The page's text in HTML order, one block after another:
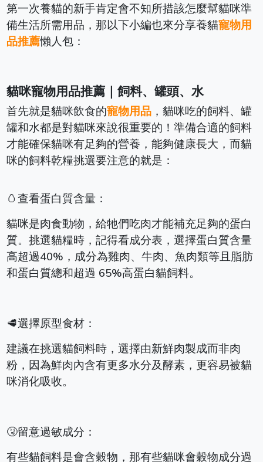
第一次養貓的新手肯定會不知所措該怎麼幫貓咪準
備生活所需用品，那以下小編也來分享養貓寵物用
品推薦懶人包：
貓咪寵物用品推薦｜飼料、罐頭、水
首先就是貓咪飲食的寵物用品 ，貓咪吃的飼料、罐
罐和水都是對貓咪來說很重要的！準備合適的飼料
才能確保貓咪有足夠的營養，能夠健康長大，而貓
咪的飼料乾糧挑選要注意的就是：
🥚查看蛋白質含量：
貓咪是肉食動物，給牠們吃肉才能補充足夠的蛋白
質。挑選貓糧時，記得看成分表，選擇蛋白質含量
高超過40%，成分為雞肉、牛肉、魚肉類等且脂肪
和蛋白質總和超過 65%高蛋白貓飼料。
🥩選擇原型食材：
建議在挑選貓飼料時，選擇由新鮮肉製成而非肉
粉，因為鮮肉內含有更多水分及酵素，更容易被貓
咪消化吸收。
🤧留意過敏成分：
有些貓飼料是會含穀物，那有些貓咪會穀物成分過